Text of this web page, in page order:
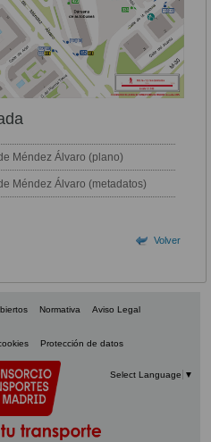
Méndez Álvaro (plano)
Méndez Álvaro (metadatos)
Volver
Normativa Aviso Legal
Protección de datos
Select Language ▼